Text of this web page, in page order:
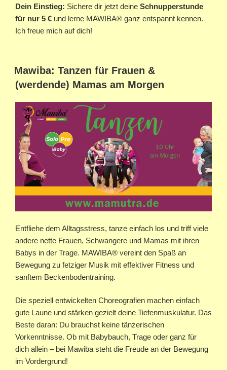
Dein Einstieg: Sichere dir jetzt deine Schnupperstunde
für nur 5 € und lerne MAWIBA® ganz entspannt kennen.
Ich freue mich auf dich!
Mawiba: Tanzen für Frauen &
(werdende) Mamas am Morgen
Entfliehe dem Alltagsstress, tanze einfach los und triff viele
andere nette Frauen, Schwangere und Mamas mit ihren
Babys in der Trage. MAWIBA® vereint den Spaß an
Bewegung zu fetziger Musik mit effektiver Fitness und
sanftem Beckenbodentraining.
Die speziell entwickelten Choreografien machen einfach
gute Laune und stärken gezielt deine Tiefenmuskulatur. Das
Beste daran: Du brauchst keine tänzerischen
Vorkenntnisse. Ob mit Babybauch, Trage oder ganz für
dich allein – bei Mawiba steht die Freude an der Bewegung
im Vordergrund!